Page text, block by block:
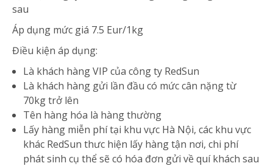
sau
Áp dụng mức giá 7.5 Eur/1kg
Điều kiện áp dụng:
Là khách hàng VIP của công ty RedSun
Là khách hàng gửi lần đầu có mức cân nặng từ
70kg trở lên
Tên hàng hóa là hàng thường
Lấy hàng miễn phí tại khu vực Hà Nội, các khu vực
khác RedSun thưc hiện lấy hàng tận nơi, chi phí
phát sinh cụ thể sẽ có hóa đơn gửi về quí khách sau